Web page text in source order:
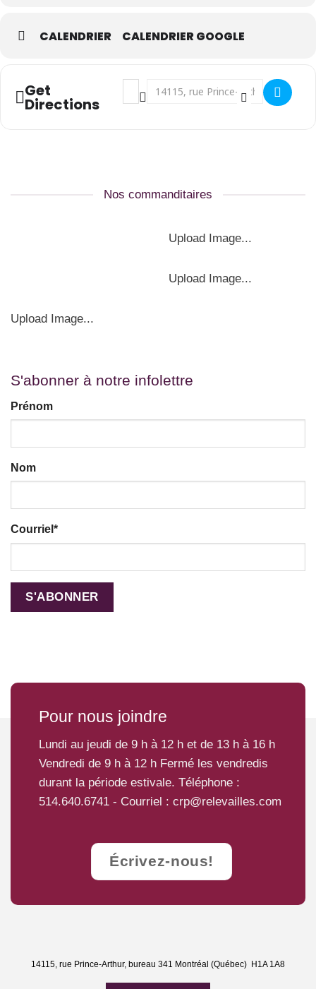
CALENDRIER CALENDRIER GOOGLE
Get
Directions
Address - Mardis ludiques / Conte et
Destination Address - Mardis
Nos commanditaires
Upload Image...
Upload Image...
Upload Image...
S'abonner à notre infolettre
Prénom
Nom
Courriel *
Pour nous joindre
Lundi au jeudi de 9 h à 12 h et de 13 h à 16 h
Vendredi de 9 h à 12 h Fermé les vendredis
durant la période estivale. Téléphone :
514.640.6741 - Courriel : crp@relevailles.com
Écrivez-nous!
14115, rue Prince-Arthur, bureau 341 Montréal (Québec) H1A 1A8